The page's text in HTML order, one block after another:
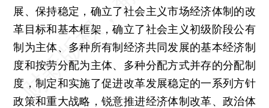
展、保持稳定，确立了社会主义市场经济体制的改
革目标和基本框架，确立了社会主义初级阶段公有
制为主体、多种所有制经济共同发展的基本经济制
度和按劳分配为主体、多种分配方式并存的分配制
度，制定和实施了促进改革发展稳定的一系列方针
政策和重大战略，锐意推进经济体制改革、政治体